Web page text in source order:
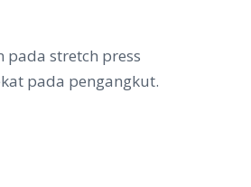
stretch press
pada pengangkut.